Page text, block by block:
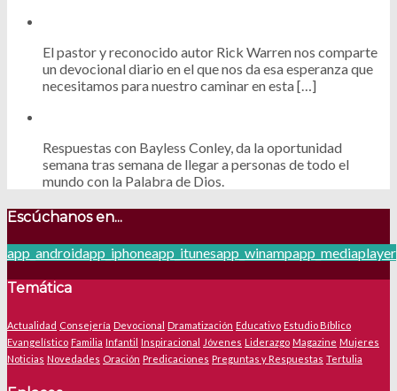
El pastor y reconocido autor Rick Warren nos comparte
un devocional diario en el que nos da esa esperanza que
necesitamos para nuestro caminar en esta […]
Respuestas con Bayless Conley, da la oportunidad
semana tras semana de llegar a personas de todo el
mundo con la Palabra de Dios.
Escúchanos en...
app_androidapp_iphoneapp_itunesapp_winampapp_mediaplayer
Temática
Actualidad Consejería Devocional Dramatización Educativo Estudio Bíblico
Evangelístico Familia Infantil Inspiracional Jóvenes Liderazgo Magazine Mujeres
Noticias Novedades Oración Predicaciones Preguntas y Respuestas Tertulia